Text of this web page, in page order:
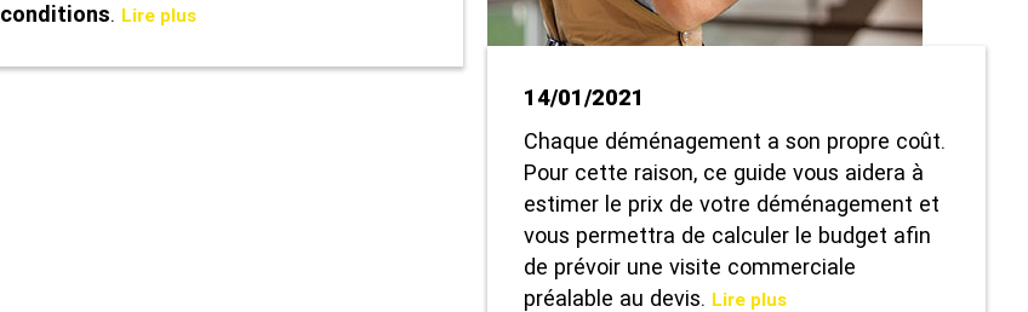
conditions. Lire plus
14/01/2021
Chaque déménagement a son propre coût.
Pour cette raison, ce guide vous aidera à
estimer le prix de votre déménagement et
vous permettra de calculer le budget afin
de prévoir une visite commerciale
préalable au devis. Lire plus